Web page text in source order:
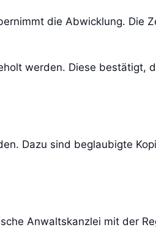
die Abwicklung. Die
werden. Diese bestätigt,
Dazu sind beglaubigte
Anwaltskanzlei mit der